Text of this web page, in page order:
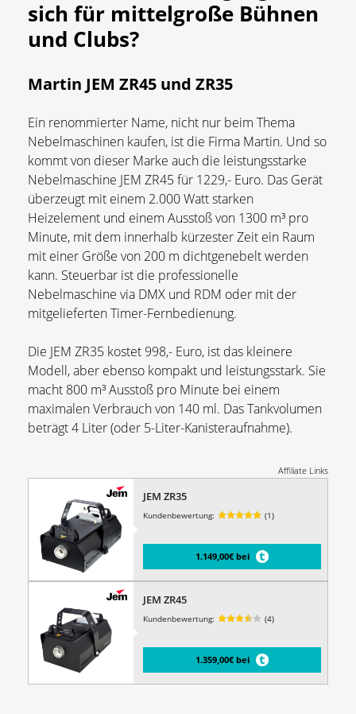
sich für mittelgroße Bühnen
und Clubs?
Martin JEM ZR45 und ZR35
Ein renommierter Name, nicht nur beim Thema
Nebelmaschinen kaufen, ist die Firma Martin. Und so
kommt von dieser Marke auch die leistungsstarke
Nebelmaschine JEM ZR45 für 1229,- Euro. Das Gerät
überzeugt mit einem 2.000 Watt starken
Heizelement und einem Ausstoß von 1300 m³ pro
Minute, mit dem innerhalb kürzester Zeit ein Raum
mit einer Größe von 200 m dichtgenebelt werden
kann. Steuerbar ist die professionelle
Nebelmaschine via DMX und RDM oder mit der
mitgelieferten Timer-Fernbedienung.
Die JEM ZR35 kostet 998,- Euro, ist das kleinere
Modell, aber ebenso kompakt und leistungsstark. Sie
macht 800 m³ Ausstoß pro Minute bei einem
maximalen Verbrauch von 140 ml. Das Tankvolumen
beträgt 4 Liter (oder 5-Liter-Kanisteraufnahme).
Affiliate Links
JEM ZR35
Kundenbewertung: (1)
1.149,00€ bei
JEM ZR45
Kundenbewertung: (4)
1.359,00€ bei